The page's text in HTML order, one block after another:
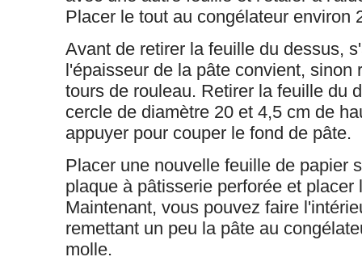
Placer le tout au congélateur environ
Avant de retirer la feuille du dessus,
l'épaisseur de la pâte convient, sinon
tours de rouleau. Retirer la feuille du
cercle de diamètre 20 et 4,5 cm de
appuyer pour couper le fond de pâte.
Placer une nouvelle feuille de papier
plaque à pâtisserie perforée et placer
Maintenant, vous pouvez faire
remettant un peu la pâte au
molle.